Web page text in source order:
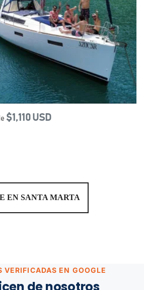
$1,110 USD
EN SANTA MARTA
VERIFICADAS EN GOOGLE